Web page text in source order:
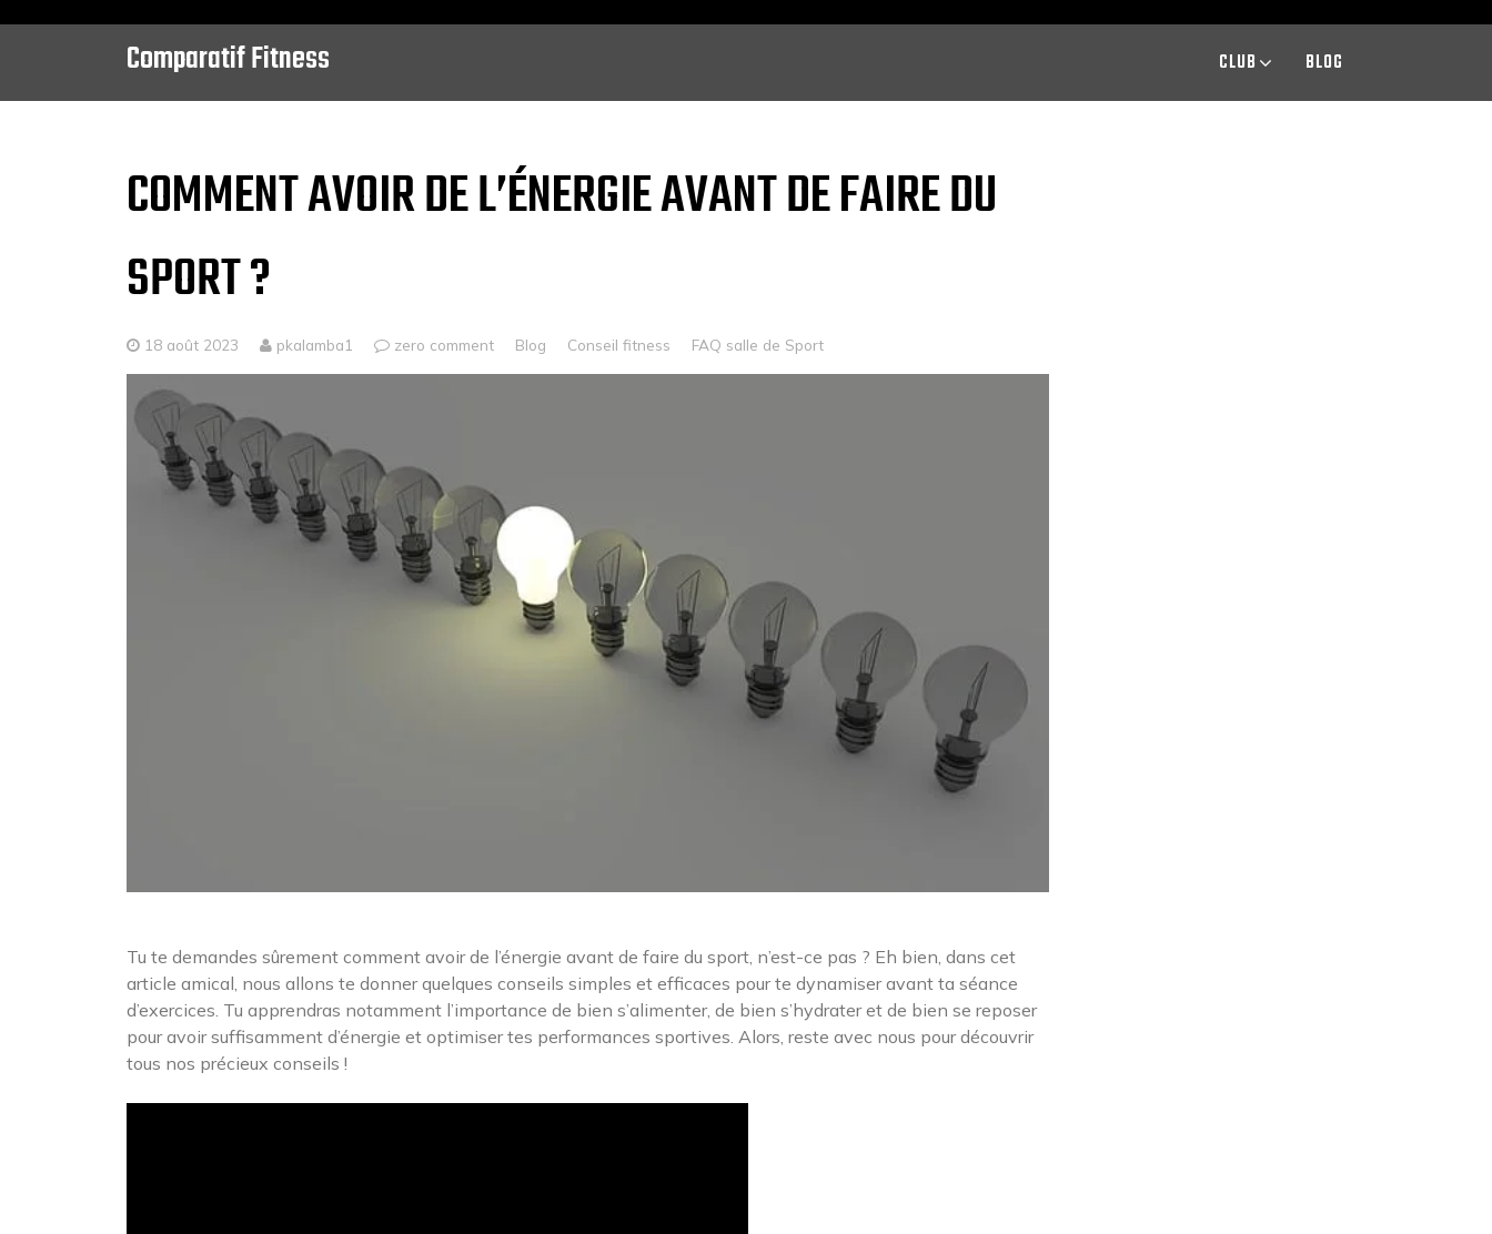
Comparatif Fitness CLUB BLOG
COMMENT AVOIR DE L’ÉNERGIE AVANT DE FAIRE DU
SPORT ?
18 août 2023 pkalamba1 zero comment Blog Conseil fitness FAQ salle de Sport
Tu te demandes sûrement comment avoir de l’énergie avant de faire du sport, n’est-ce pas ? Eh bien, dans cet
article amical, nous allons te donner quelques conseils simples et efficaces pour te dynamiser avant ta séance
d’exercices. Tu apprendras notamment l’importance de bien s’alimenter, de bien s’hydrater et de bien se reposer
pour avoir suffisamment d’énergie et optimiser tes performances sportives. Alors, reste avec nous pour découvrir
tous nos précieux conseils !